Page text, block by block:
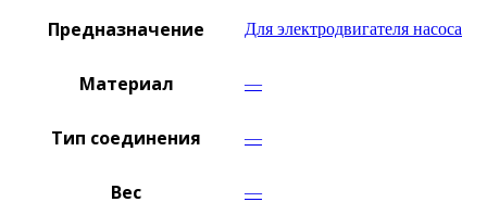
Предназначение Для электродвигателя насоса
Материал —
Тип соединения —
Вес —